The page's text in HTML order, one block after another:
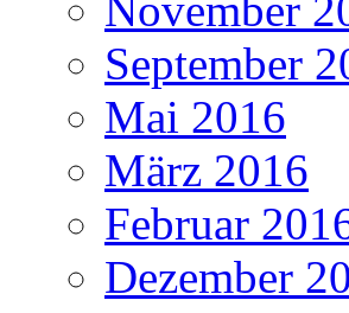
September
Mai 2016
März 2016
Februar
Dezember